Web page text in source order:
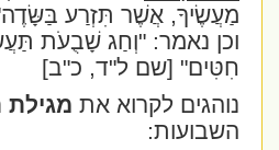
מַעֲשֶׂיךָ, אֲשֶׁר תִּזְרַע
וכן נאמר: "וְחַג שָׁבֻעֹת
חִטִּים" [שם ל"ד, כ"ב]
נוהגים לקרוא אתמגילת
השבועות: